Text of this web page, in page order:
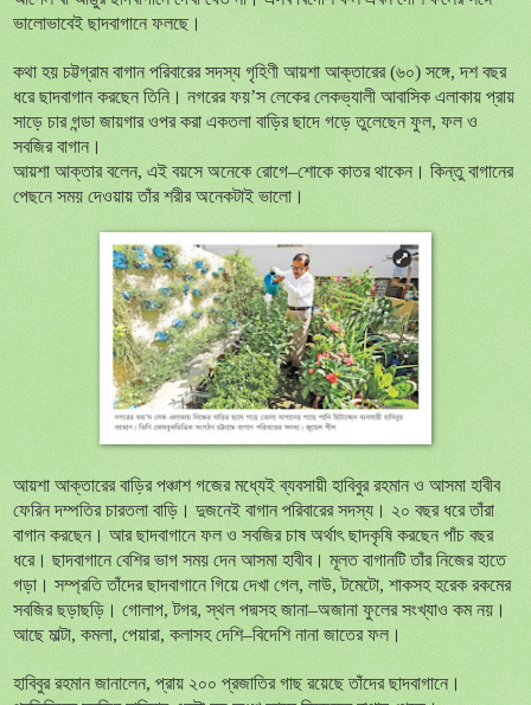
ভালোভাবেই ছাদবাগানে ফলছে।
কথা হয় চট্টগ্রাম বাগান পরিবারের সদস্য গৃহিণী আয়শা আক্তারের (৬০) সঙ্গে, দশ বছর
ধরে ছাদবাগান করছেন তিনি। নগরের ফয়’স লেকের লেকভ্যালী আবাসিক এলাকায় প্রায়
সাড়ে চার গন্ডা জায়গার ওপর করা একতলা বাড়ির ছাদে গড়ে তুলেছেন ফুল, ফল ও
সবজির বাগান।
আয়শা আক্তার বলেন, এই বয়সে অনেকে রোগে–শোকে কাতর থাকেন। কিন্তু বাগানের
পেছনে সময় দেওয়ায় তাঁর শরীর অনেকটাই ভালো।
আয়শা আক্তারের বাড়ির পঞ্চাশ গজের মধ্যেই ব্যবসায়ী হাবিবুর রহমান ও আসমা হাবীব
ফেরিন দম্পতির চারতলা বাড়ি। দুজনেই বাগান পরিবারের সদস্য। ২০ বছর ধরে তাঁরা
বাগান করছেন। আর ছাদবাগানে ফল ও সবজির চাষ অর্থাৎ ছাদকৃষি করছেন পাঁচ বছর
ধরে। ছাদবাগানে বেশির ভাগ সময় দেন আসমা হাবীব। মূলত বাগানটি তাঁর নিজের হাতে
গড়া। সম্প্রতি তাঁদের ছাদবাগানে গিয়ে দেখা গেল, লাউ, টমেটো, শাকসহ হরেক রকমের
সবজির ছড়াছড়ি। গোলাপ, টগর, স্থল পদ্মসহ জানা–অজানা ফুলের সংখ্যাও কম নয়।
আছে মাল্টা, কমলা, পেয়ারা, কলাসহ দেশি–বিদেশি নানা জাতের ফল।
হাবিবুর রহমান জানালেন, প্রায় ২০০ প্রজাতির গাছ রয়েছে তাঁদের ছাদবাগানে।